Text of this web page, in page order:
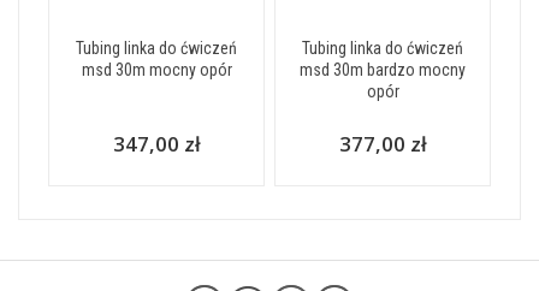
Tubing linka do ćwiczeń
msd 30m mocny opór
347,00 zł
Tubing linka do ćwiczeń
msd 30m bardzo mocny
opór
377,00 zł